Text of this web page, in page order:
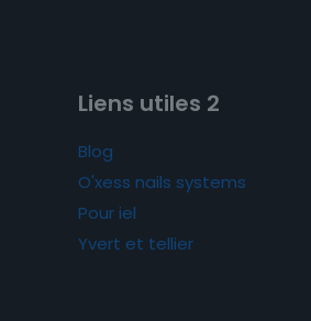
Liens utiles 2
Blog
O'xess nails systems
Pour iel
Yvert et tellier